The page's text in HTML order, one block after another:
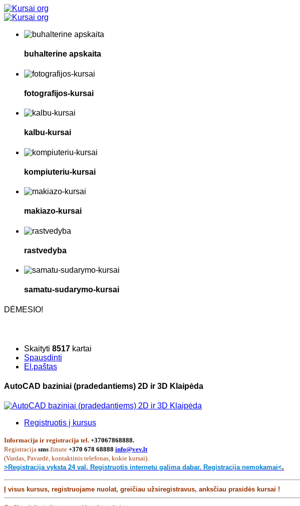
buhalterine apskaita
fotografijos-kursai
kalbu-kursai
kompiuteriu-kursai
makiazo-kursai
rastvedyba
samatu-sudarymo-kursai
DĖMESIO!
Skaityti 8517 kartai
Spausdinti
El.paštas
AutoCAD baziniai (pradedantiems) 2D ir 3D Klaipėda
Registruotis į kursus
Informacija ir registracija tel. +37067868888.
Registracija sms žinute +370 678 68888 info@vev.lt
(Vardas, Pavardė, kontaktinis telefonas, kokie kursai).
>Registracija vyksta 24 val. Registruotis internetu galima dabar. Registracija nemokamai<.
Į visus kursus, registruojame nuolat, greičiau užsiregistravus, anksčiau prasidės kursai !